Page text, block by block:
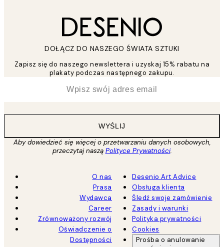
DOŁĄCZ DO NASZEGO ŚWIATA SZTUKI
Zapisz się do naszego newslettera i uzyskaj 15% rabatu na
plakaty podczas następnego zakupu.
WYŚLIJ
Aby dowiedzieć się więcej o przetwarzaniu danych osobowych,
przeczytaj naszą Polityce Prywatności.
O nas
Prasa
Wydawca
Career
Zrównoważony rozwój
Oświadczenie o
Dostępności
Desenio Art Advice
Obsługa klienta
Śledź swoje zamówienie
Zasady i warunki
Polityka prywatności
Cookies
Prośba o anulowanie